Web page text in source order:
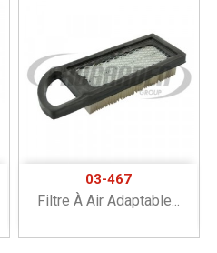
03-467
Filtre À Air Adaptable...